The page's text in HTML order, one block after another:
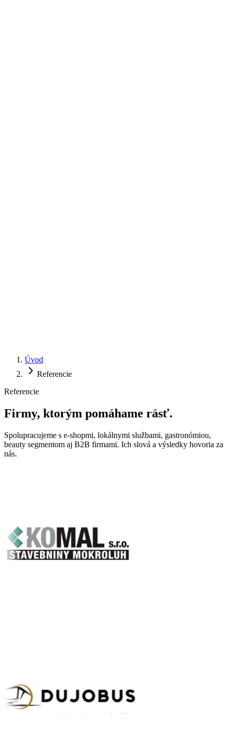
Úvod
Referencie
Referencie
Firmy, ktorým pomáhame rásť.
Spolupracujeme s e-shopmi, lokálnymi službami, gastronómiou,
beauty segmentom aj B2B firmami. Ich slová a výsledky hovoria za
nás.